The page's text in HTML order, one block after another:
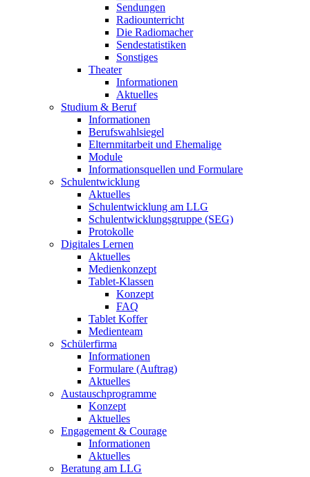
Sendungen
Radiounterricht
Die Radiomacher
Sendestatistiken
Sonstiges
Theater
Informationen
Aktuelles
Studium & Beruf
Informationen
Berufswahlsiegel
Elternmitarbeit und Ehemalige
Module
Informationsquellen und Formulare
Schulentwicklung
Aktuelles
Schulentwicklung am LLG
Schulentwicklungsgruppe (SEG)
Protokolle
Digitales Lernen
Aktuelles
Medienkonzept
Tablet-Klassen
Konzept
FAQ
Tablet Koffer
Medienteam
Schülerfirma
Informationen
Formulare (Auftrag)
Aktuelles
Austauschprogramme
Konzept
Aktuelles
Engagement & Courage
Informationen
Aktuelles
Beratung am LLG